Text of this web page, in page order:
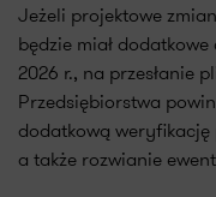
Jeżeli projektowe
będzie miał
2026 r., na przesłanie
Przedsiębiorstwa
dodatkową
a także rozwianie